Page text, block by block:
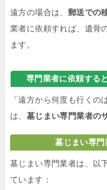
遠方の場合は、 郵送での
業者に依頼すれば、遺骨
ます。
専門業者に依頼する
「遠方から何度も行く
は、 墓じまい専門業者の
墓じまい専門
墓じまい専門業者は、以
ています：